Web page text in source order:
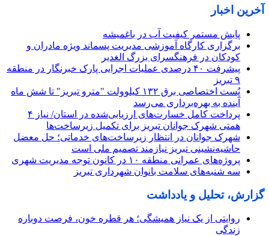
آخرین اخبار
پایش مستمر کیفیت آب در باغمیشه
برگزاری کارگاه آموزشی مدیریت پسماند ویژه مادران و
کودکان در فرهنگسرای بزرگ الغدیر
پیشرفت ۴۰ درصدی عملیات اجرایی پارک خبرنگار در منطقه
۹ تبریز
پُست اختصاصی برق ۱۳۲ کیلوولت "مترو تبریز" تا شش ماه
آینده به بهره‌برداری می‌رسد
پرداخت کامل خسارت‌های ارزیابی‌شده در استان/ نیاز ۴
همتی شهرک جوانان تبریز برای تکمیل زیرساخت‌ها
شهرک جوانان در انتظار زیرساخت‌های خدماتی؛ حل معضل
حاشیه‌نشینی تبریز نیازمند تصمیم ملی است
پروژه‌های عمرانی منطقه ۱۰ در کانون توجه مدیریت شهری
سه شنبه‌های سلامت بانوان شهرداری تبریز
گزارش، تحلیل و یادداشت
روایتی از یک نیاز همیشگی؛ هر قطره خون، فرصت دوباره
زندگی